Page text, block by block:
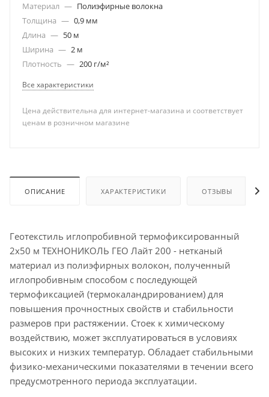
Материал — Полиэфирные волокна
Толщина — 0,9 мм
Длина — 50 м
Ширина — 2 м
Плотность — 200 г/м²
Все характеристики
Цена действительна для интернет-магазина и соответствует
ценам в розничном магазине
ОПИСАНИЕ ХАРАКТЕРИСТИКИ ОТЗЫВЫ
Геотекстиль иглопробивной термофиксированный
2х50 м ТЕХНОНИКОЛЬ ГЕО Лайт 200 - нетканый
материал из полиэфирных волокон, полученный
иглопробивным способом с последующей
термофиксацией (термокаландрированием) для
повышения прочностных свойств и стабильности
размеров при растяжении. Стоек к химическому
воздействию, может эксплуатироваться в условиях
высоких и низких температур. Обладает стабильными
физико-механическими показателями в течении всего
предусмотренного периода эксплуатации.